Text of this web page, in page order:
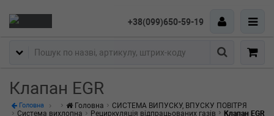
+38(099)650-59-19
Пошук
Клапан EGR
Головна Головна
СИСТЕМА ВИПУСКУ, ВПУСКУ ПОВІТРЯ
Система вихлопна
Рециркуляція відпрацьованих газів Клапан EGR